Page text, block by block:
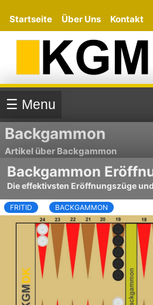
Startseite Über Uns Kontakt
☰ Menu
Backgammon
Artikel über Backgammon
Backgammon
Die effektivsten Eröffnungszüge
FRITID BACKGAMMON